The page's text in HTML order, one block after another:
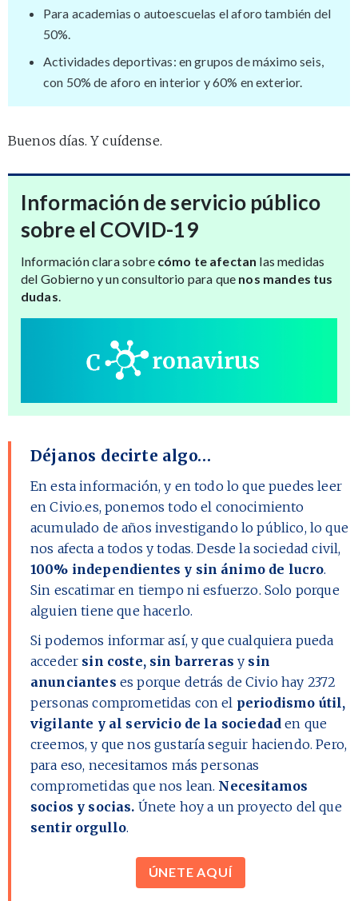
Para academias o autoescuelas el aforo también del
50%.
Actividades deportivas: en grupos de máximo seis,
con 50% de aforo en interior y 60% en exterior.
Buenos días. Y cuídense.
Información de servicio público
sobre el COVID-19
Información clara sobre cómo te afectan las medidas
del Gobierno y un consultorio para que nos mandes tus
dudas
Déjanos decirte algo…
En esta información, y en todo lo que puedes leer
en Civio.es, ponemos todo el conocimiento
acumulado de años investigando lo público, lo que
nos afecta a todos y todas. Desde la sociedad civil,
100% independientes y sin ánimo de lucro.
Sin escatimar en tiempo ni esfuerzo. Solo porque
alguien tiene que hacerlo.
Si podemos informar así, y que cualquiera pueda
acceder sin coste, sin barreras y sin
anunciantes es porque detrás de Civio hay 2372
personas comprometidas con el periodismo útil,
vigilante y al servicio de la sociedad en que
creemos, y que nos gustaría seguir haciendo. Pero,
para eso, necesitamos más personas
comprometidas que nos lean. Necesitamos
socios y socias. Únete hoy a un proyecto del que
sentir orgullo.
ÚNETE AQUÍ